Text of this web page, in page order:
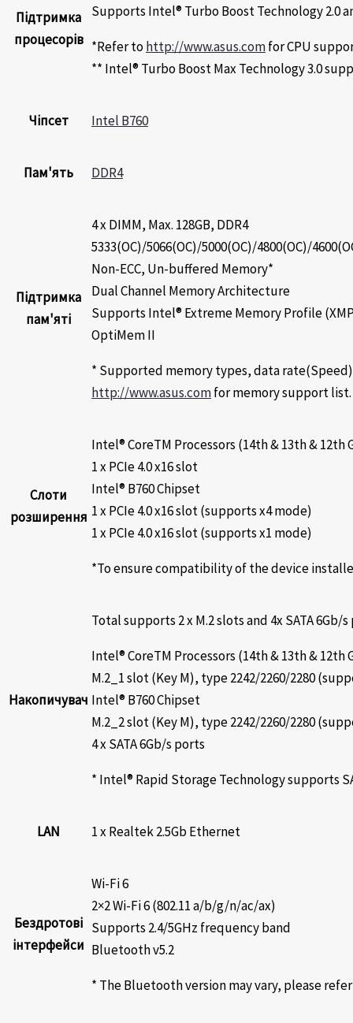
Підтримка
процесорів
Supports Intel® Turbo Boost Technology 2.0
*Refer tohttp://www.asus.comfor CPU
** Intel® Turbo Boost Max Technology 3.0
Чіпсет Intel B760
Пам'ять DDR4
Підтримка
пам'яті
4 x DIMM, Max. 128GB, DDR4
5333(OC)/5066(OC)/5000(OC)/4800(OC)/
Non-ECC, Un-buffered Memory*
Dual Channel Memory Architecture
Supports Intel® Extreme Memory Profile
OptiMem II
* Supported memory types, data
http://www.asus.comfor memory support list.
Слоти
розширення
Intel® CoreTM Processors (14th & 13th & 12th
1 x PCIe 4.0 x16 slot
Intel® B760 Chipset
1 x PCIe 4.0 x16 slot (supports x4 mode)
1 x PCIe 4.0 x16 slot (supports x1 mode)
*To ensure compatibility of the device
Накопичувач
Total supports 2 x M.2 slots and 4x SATA 6Gb/
Intel® CoreTM Processors (14th & 13th & 12th
M.2_1 slot (Key M), type 2242/2260/2280
Intel® B760 Chipset
M.2_2 slot (Key M), type 2242/2260/2280
4 x SATA 6Gb/s ports
* Intel® Rapid Storage Technology supports
LAN 1 x Realtek 2.5Gb Ethernet
Бездротові
інтерфейси
Wi-Fi 6
2×2 Wi-Fi 6 (802.11 a/b/g/n/ac/ax)
Supports 2.4/5GHz frequency band
Bluetooth v5.2
* The Bluetooth version may vary, please